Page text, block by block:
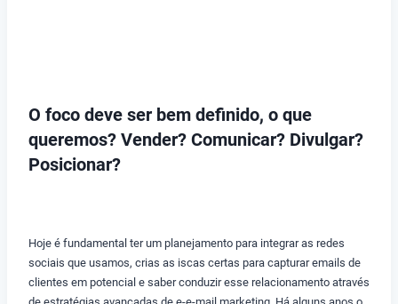
O foco deve ser bem definido, o que
queremos? Vender? Comunicar? Divulgar?
Posicionar?
Hoje é fundamental ter um planejamento para integrar as redes
sociais que usamos, crias as iscas certas para capturar emails de
clientes em potencial e saber conduzir esse relacionamento através